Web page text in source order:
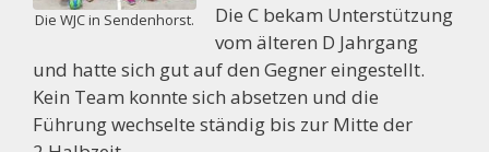
Die WJC in Sendenhorst.
Die C bekam Unterstützung
vom älteren D Jahrgang
und hatte sich gut auf den Gegner eingestellt.
Kein Team konnte sich absetzen und die
Führung wechselte ständig bis zur Mitte der